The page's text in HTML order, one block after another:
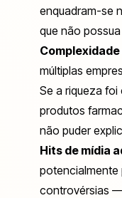
enquadram-se
que não
múltiplas
Se a riqueza
produtos
não puder
Hits de mídia
potencialmente
controvérsias —